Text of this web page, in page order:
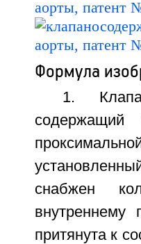
Формула
1.
содержащий
снабжен
внутреннему
притянута к